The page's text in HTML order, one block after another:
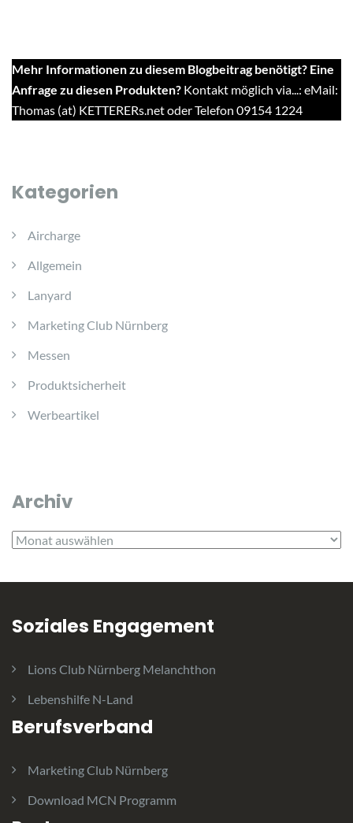
Mehr Informationen zu diesem Blogbeitrag benötigt? Eine
Anfrage zu diesen Produkten? Kontakt möglich via...: eMail:
Thomas (at) KETTERERs.net oder Telefon 09154 1224
Kategorien
Aircharge
Allgemein
Lanyard
Marketing Club Nürnberg
Messen
Produktsicherheit
Werbeartikel
Archiv
Archiv
Soziales Engagement
Lions Club Nürnberg Melanchthon
Lebenshilfe N-Land
Berufsverband
Marketing Club Nürnberg
Download MCN Programm